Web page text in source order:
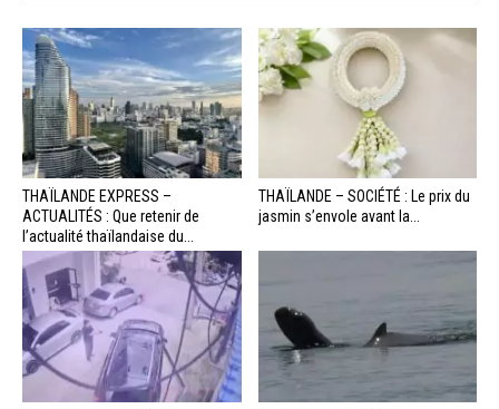
THAÏLANDE EXPRESS –
ACTUALITÉS : Que retenir de
l’actualité thaïlandaise du...
THAÏLANDE – SOCIÉTÉ : Le prix du
jasmin s’envole avant la...